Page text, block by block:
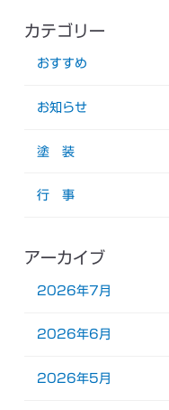
カテゴリー
おすすめ
お知らせ
塗 装
行 事
アーカイブ
2026年7月
2026年6月
2026年5月